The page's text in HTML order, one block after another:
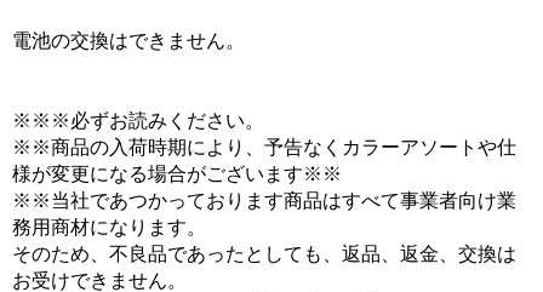
電池の交換はできません。
※※※必ずお読みください。
※※商品の入荷時期により、予告なくカラーアソートや仕
様が変更になる場合がございます※※
※※当社であつかっております商品はすべて事業者向け業
務用商材になります。
そのため、不良品であったとしても、返品、返金、交換は
お受けできません。